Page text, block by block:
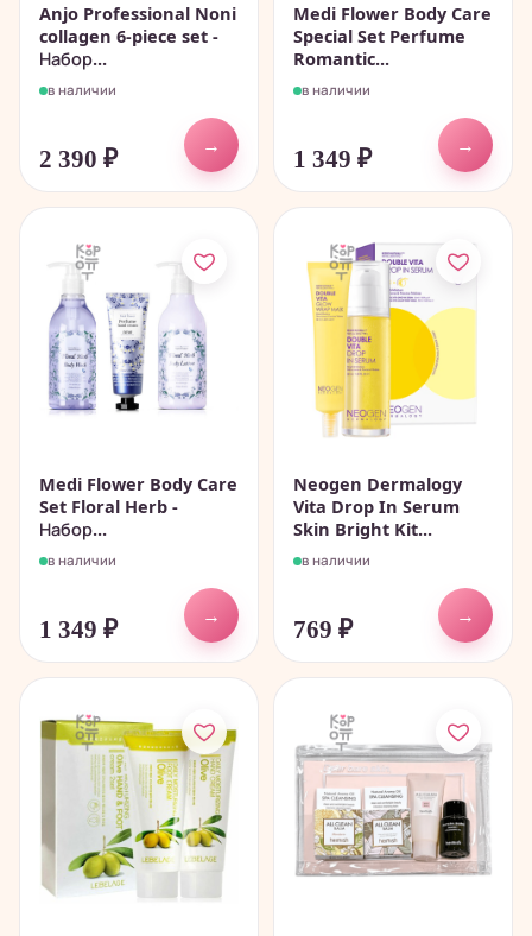
Anjo Professional Noni
collagen 6-piece set -
Набор...
в наличии
2 390 ₽
→
Medi Flower Body Care
Special Set Perfume
Romantic...
в наличии
1 349 ₽
→
Medi Flower Body Care
Set Floral Herb -
Набор...
в наличии
1 349 ₽
→
Neogen Dermalogy
Vita Drop In Serum
Skin Bright Kit...
в наличии
769 ₽
→